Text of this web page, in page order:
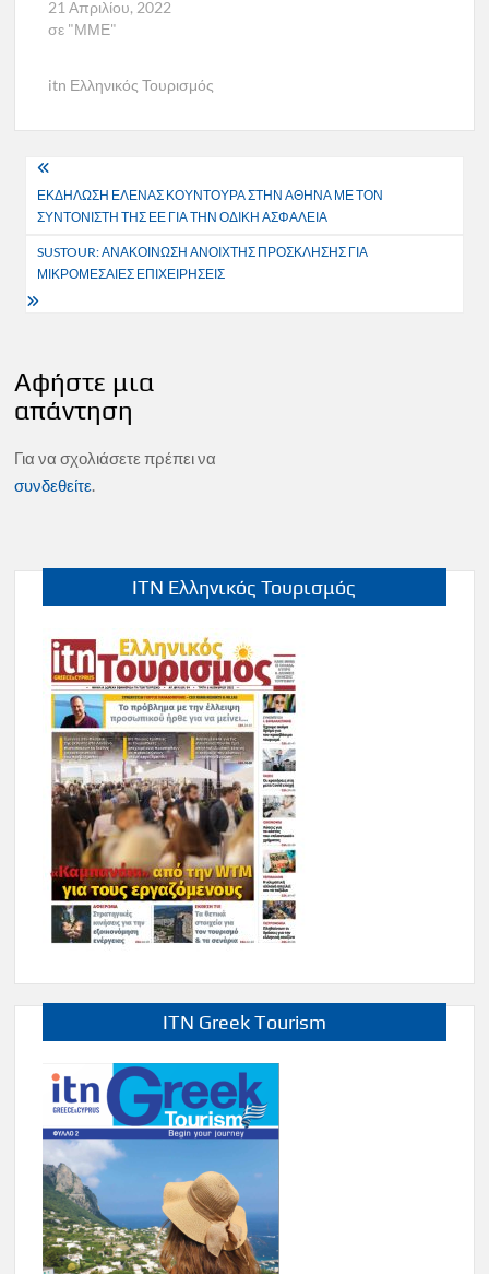
21 Απριλίου, 2022
σε "ΜΜΕ"
itn Ελληνικός Τουρισμός
Πλοήγηση
άρθρων
ΕΚΔΗΛΩΣΗ ΕΛΕΝΑΣ ΚΟΥΝΤΟΥΡΑ ΣΤΗΝ ΑΘΗΝΑ ΜΕ ΤΟΝ
ΣΥΝΤΟΝΙΣΤΗ ΤΗΣ ΕΕ ΓΙΑ ΤΗΝ ΟΔΙΚΗ ΑΣΦΑΛΕΙΑ
SUSTOUR: ΑΝΑΚΟΙΝΩΣΗ ΑΝΟΙΧΤΗΣ ΠΡΟΣΚΛΗΣΗΣ ΓΙΑ
ΜΙΚΡΟΜΕΣΑΙΕΣ ΕΠΙΧΕΙΡΗΣΕΙΣ
Αφήστε μια
απάντηση
Για να σχολιάσετε πρέπει να
συνδεθείτε.
ITN Ελληνικός Τουρισμός
ITN Greek Tourism